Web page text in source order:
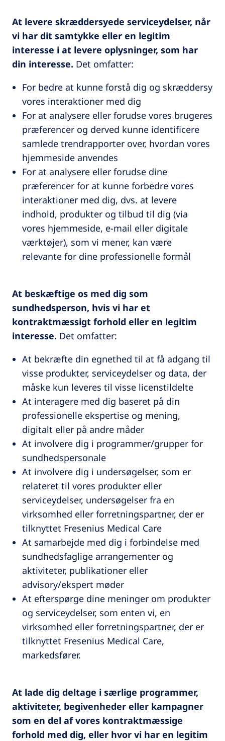
At levere skræddersyede serviceydelser, når
vi har dit samtykke eller en legitim
interesse i at levere oplysninger, som har
din interesse. Det omfatter:
For bedre at kunne forstå dig og skræddersy
vores interaktioner med dig
For at analysere eller forudse vores brugeres
præferencer og derved kunne identificere
samlede trendrapporter over, hvordan vores
hjemmeside anvendes
For at analysere eller forudse dine
præferencer for at kunne forbedre vores
interaktioner med dig, dvs. at levere
indhold, produkter og tilbud til dig (via
vores hjemmeside, e-mail eller digitale
værktøjer), som vi mener, kan være
relevante for dine professionelle formål
At beskæftige os med dig som
sundhedsperson, hvis vi har et
kontraktmæssigt forhold eller en legitim
interesse. Det omfatter:
At bekræfte din egnethed til at få adgang til
visse produkter, serviceydelser og data, der
måske kun leveres til visse licenstildelte
At interagere med dig baseret på din
professionelle ekspertise og mening,
digitalt eller på andre måder
At involvere dig i programmer/grupper for
sundhedspersonale
At involvere dig i undersøgelser, som er
relateret til vores produkter eller
serviceydelser, undersøgelser fra en
virksomhed eller forretningspartner, der er
tilknyttet Fresenius Medical Care
At samarbejde med dig i forbindelse med
sundhedsfaglige arrangementer og
aktiviteter, publikationer eller
advisory/ekspert møder
At efterspørge dine meninger om produkter
og serviceydelser, som enten vi, en
virksomhed eller forretningspartner, der er
tilknyttet Fresenius Medical Care,
markedsfører.
At lade dig deltage i særlige programmer,
aktiviteter, begivenheder eller kampagner
som en del af vores kontraktmæssige
forhold med dig, eller hvor vi har en legitim